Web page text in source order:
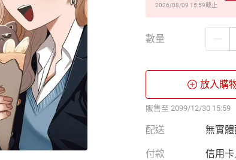
2026/08/09 15:59截止
數量
放入購
販售至 2099/12/30 15:59
配送 無實體
付款 信用卡